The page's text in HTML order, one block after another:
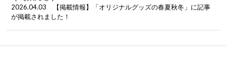
2026.04.03 【掲載情報】「オリジナルグッズの春夏秋冬」に記事
が掲載されました！